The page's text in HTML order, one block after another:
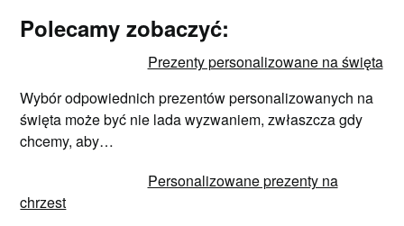
Polecamy zobaczyć:
Prezenty personalizowane na święta
Wybór odpowiednich prezentów personalizowanych na
święta może być nie lada wyzwaniem, zwłaszcza gdy
chcemy, aby…
Personalizowane prezenty na
chrzest